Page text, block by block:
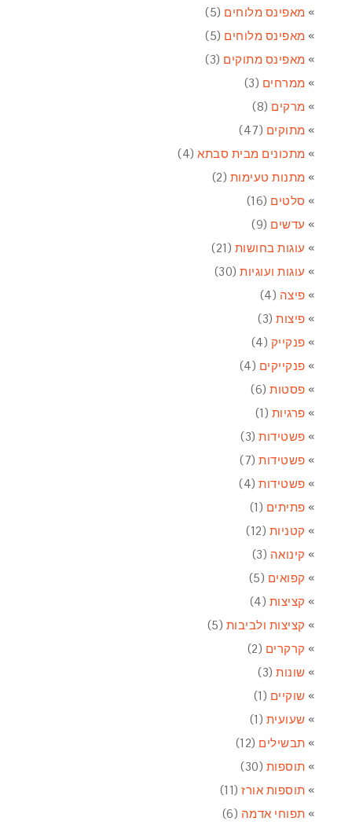
מאפינס מלוחים (5)
מאפינס מלוחים (5)
מאפינס מתוקים (3)
ממרחים (3)
מרקים (8)
מתוקים (47)
מתכונים מבית סבתא(4)
מתנות טעימות (2)
סלטים (16)
עדשים (9)
עוגות בחושות (21)
עוגות ועוגיות(30)
פיצה (4)
פיצות(3)
פנקייק (4)
פנקייקים (4)
פסטות(6)
פרגיות (1)
פשטידות(3)
פשטידות(7)
פשטידות(4)
פתיתים (1)
קטניות (12)
קינואה (3)
קפואים (5)
קציצות (4)
קציצות ולביבות (5)
קרקרים (2)
שונות(3)
שוקיים (1)
שעועית (1)
תבשילים (12)
תוספות (30)
תוספות אורז(11)
תפוחי אדמה (6)